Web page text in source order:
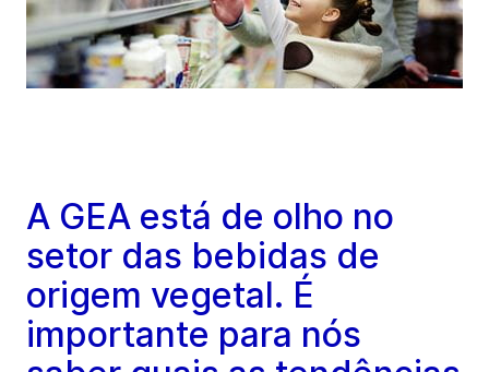
A GEA está de olho no
setor das bebidas de
origem vegetal. É
importante para nós